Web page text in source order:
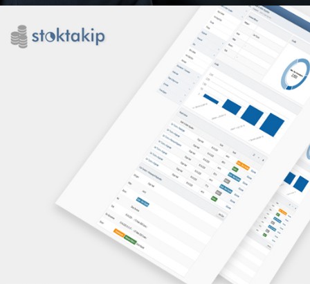
CONTACTEZ-NOUS